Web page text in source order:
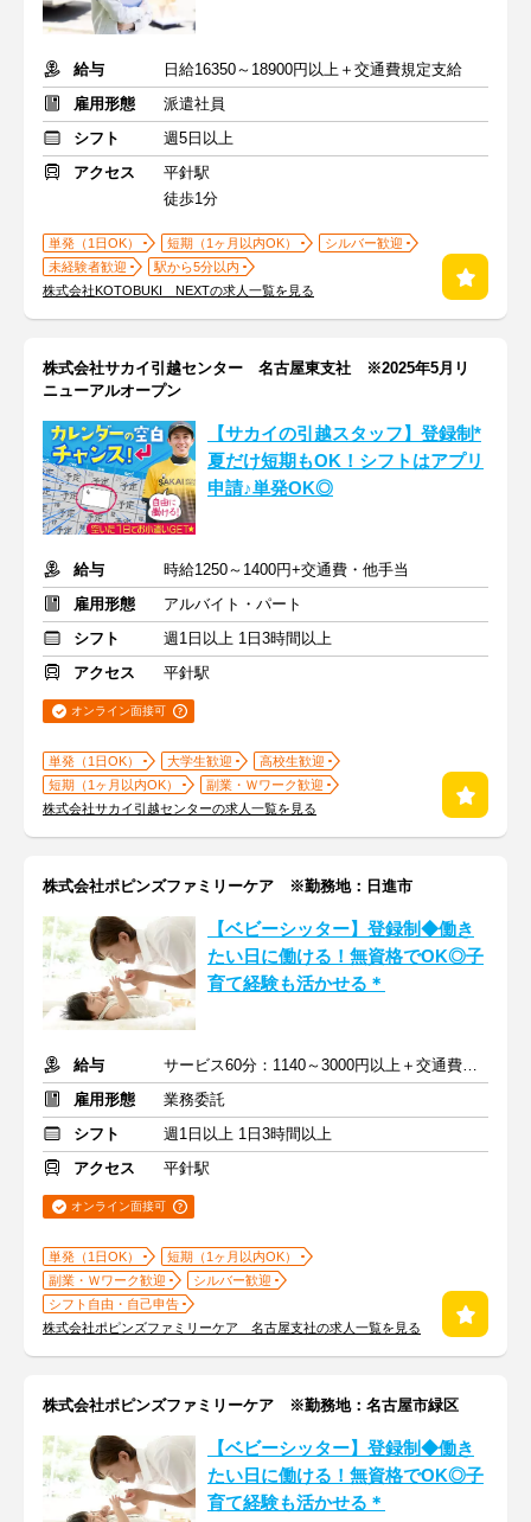
給与
日給16350～18900円以上＋交通費規定支給
雇用形態
派遣社員
シフト
週5日以上
アクセス
平針駅
徒歩1分
単発（1日OK） 短期（1ヶ月以内OK）
シルバー歓迎
未経験者歓迎
駅から5分以内
株式会社KOTOBUKI NEXTの求人一覧を見る
株式会社サカイ引越センター 名古屋東支社 ※2025年5月リ
ニューアルオープン
【サカイの引越スタッフ】登録制*
夏だけ短期もOK！シフトはアプリ
申請♪単発OK◎
給与
時給1250～1400円+交通費・他手当
雇用形態
アルバイト・パート
シフト
週1日以上 1日3時間以上
アクセス
平針駅
オンライン面接可
単発（1日OK） 大学生歓迎
高校生歓迎
短期（1ヶ月以内OK）
副業・Ｗワーク歓迎
株式会社サカイ引越センターの求人一覧を見る
株式会社ポピンズファミリーケア ※勤務地：日進市
【ベビーシッター】登録制◆働き
たい日に働ける！無資格でOK◎子
育て経験も活かせる＊
給与
サービス60分：1140～3000円以上＋交通費全額支給
雇用形態
業務委託
シフト
週1日以上 1日3時間以上
アクセス
平針駅
オンライン面接可
単発（1日OK）
短期（1ヶ月以内OK）
副業・Ｗワーク歓迎
シルバー歓迎
シフト自由・自己申告
株式会社ポピンズファミリーケア 名古屋支社の求人一覧を見る
株式会社ポピンズファミリーケア ※勤務地：名古屋市緑区
【ベビーシッター】登録制◆働き
たい日に働ける！無資格でOK◎子
育て経験も活かせる＊